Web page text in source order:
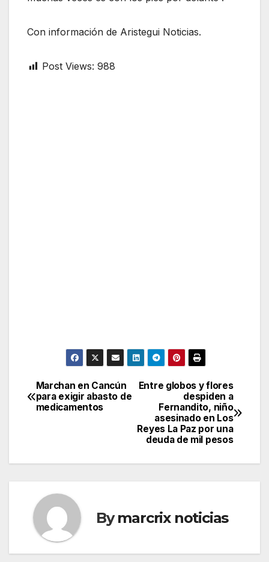
Con información de Aristegui Noticias.
Post Views: 988
Post
navigation
Entre globos y flores
despiden a
Fernandito, niño
asesinado en Los
Reyes La Paz por una
deuda de mil pesos
Marchan en Cancún
para exigir abasto de
medicamentos
Bymarcrix noticias